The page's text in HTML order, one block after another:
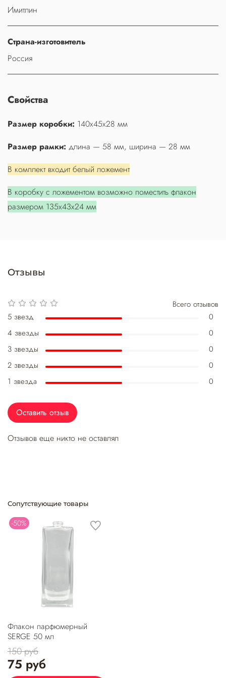
Имитлин
Страна-изготовитель
Россия
Свойства
Размер коробки: 140х45х28 мм
Размер рамки: длина — 58 мм, ширина — 28 мм
В комплект входит белый ложемент
В коробку с ложементом возможно поместить флакон
размером 135х43х24 мм
Отзывы
Отзывов еще никто не оставлял
Всего отзывов
5 звезд
0
4 звезды
0
3 звезды
0
2 звезды
0
1 звезда
0
Оставить отзыв
Сопутствующие товары
-50%
Флакон парфюмерный
SERGE 50 мл
150 руб
75 руб